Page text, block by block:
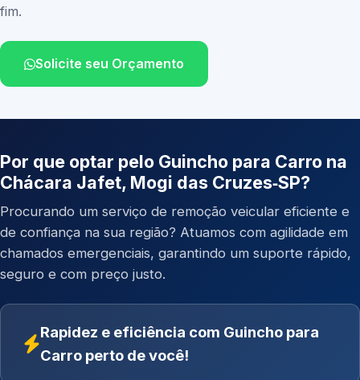
fim.
Solicite seu Orçamento
Por que optar pelo Guincho para Carro na
Chácara Jafet, Mogi das Cruzes‑SP?
Procurando um serviço de remoção veicular eficiente e
de confiança na sua região? Atuamos com agilidade em
chamados emergenciais, garantindo um suporte rápido,
seguro e com preço justo.
Rapidez e eficiência com Guincho para
Carro perto de você!